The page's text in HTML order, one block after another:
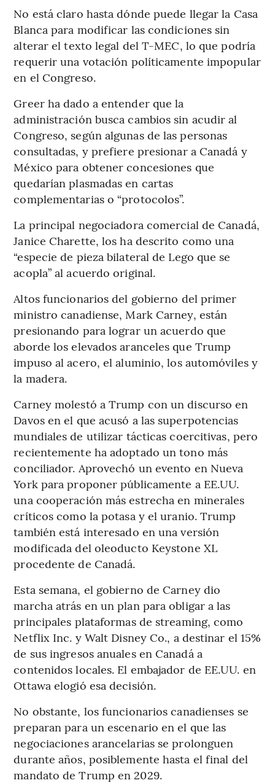
No está claro hasta dónde puede llegar la Casa
Blanca para modificar las condiciones sin
alterar el texto legal del T-MEC, lo que podría
requerir una votación políticamente impopular
en el Congreso.
Greer ha dado a entender que la
administración busca cambios sin acudir al
Congreso, según algunas de las personas
consultadas, y prefiere presionar a Canadá y
México para obtener concesiones que
quedarían plasmadas en cartas
complementarias o “protocolos”.
La principal negociadora comercial de Canadá,
Janice Charette, los ha descrito como una
“especie de pieza bilateral de Lego que se
acopla” al acuerdo original.
Altos funcionarios del gobierno del primer
ministro canadiense, Mark Carney, están
presionando para lograr un acuerdo que
aborde los elevados aranceles que Trump
impuso al acero, el aluminio, los automóviles y
la madera.
Carney molestó a Trump con un discurso en
Davos en el que acusó a las superpotencias
mundiales de utilizar tácticas coercitivas, pero
recientemente ha adoptado un tono más
conciliador. Aprovechó un evento en Nueva
York para proponer públicamente a EE.UU.
una cooperación más estrecha en minerales
críticos como la potasa y el uranio. Trump
también está interesado en una versión
modificada del oleoducto Keystone XL
procedente de Canadá.
Esta semana, el gobierno de Carney dio
marcha atrás en un plan para obligar a las
principales plataformas de streaming, como
Netflix Inc. y Walt Disney Co., a destinar el 15%
de sus ingresos anuales en Canadá a
contenidos locales. El embajador de EE.UU. en
Ottawa elogió esa decisión.
No obstante, los funcionarios canadienses se
preparan para un escenario en el que las
negociaciones arancelarias se prolonguen
durante años, posiblemente hasta el final del
mandato de Trump en 2029.